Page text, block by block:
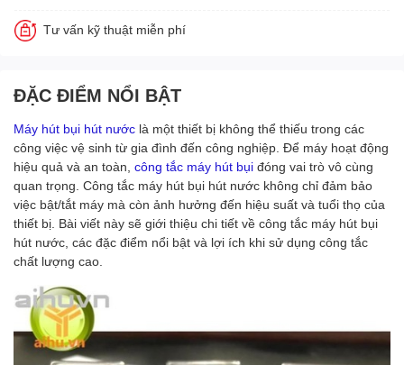
Tư vấn kỹ thuật miễn phí
ĐẶC ĐIỂM NỔI BẬT
Máy hút bụi hút nước là một thiết bị không thể thiếu trong các
công việc vệ sinh từ gia đình đến công nghiệp. Để máy hoạt động
hiệu quả và an toàn, công tắc máy hút bụi đóng vai trò vô cùng
quan trọng. Công tắc máy hút bụi hút nước không chỉ đảm bảo
việc bật/tắt máy mà còn ảnh hưởng đến hiệu suất và tuổi thọ của
thiết bị. Bài viết này sẽ giới thiệu chi tiết về công tắc máy hút bụi
hút nước, các đặc điểm nổi bật và lợi ích khi sử dụng công tắc
chất lượng cao.